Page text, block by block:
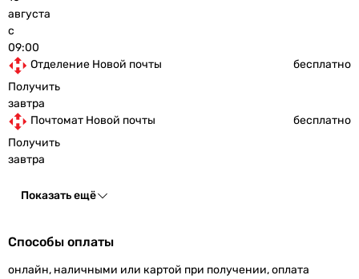
августа
с
09:00
Отделение Новой почты
бесплатно
Получить
завтра
Почтомат Новой почты
бесплатно
Получить
завтра
Показать ещё
Способы оплаты
онлайн, наличными или картой при получении, оплата